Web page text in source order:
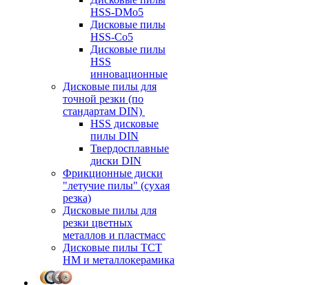
HSS-DMo5
Дисковые пилы
HSS-Co5
Дисковые пилы
HSS
инновационные
Дисковые пилы для
точной резки (по
стандартам DIN)
HSS дисковые
пилы DIN
Твердосплавные
диски DIN
Фрикционные диски
"летучие пилы" (сухая
резка)
Дисковые пилы для
резки цветных
металлов и пластмасс
Дисковые пилы ТСТ
НМ и металлокерамика